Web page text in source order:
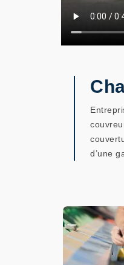
d’une